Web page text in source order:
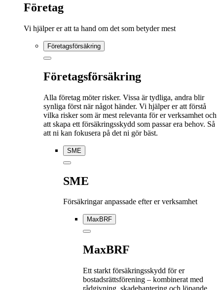
Företag
Vi hjälper er att ta hand om det som betyder mest
Företagsförsäkring
Företagsförsäkring
Alla företag möter risker. Vissa är tydliga, andra blir
synliga först när något händer. Vi hjälper er att förstå
vilka risker som är mest relevanta för er verksamhet och
att skapa ett försäkringsskydd som passar era behov. Så
att ni kan fokusera på det ni gör bäst.
SME
SME
Försäkringar anpassade efter er verksamhet
MaxBRF
MaxBRF
Ett starkt försäkringsskydd för er
bostadsrättsförening – kombinerat med